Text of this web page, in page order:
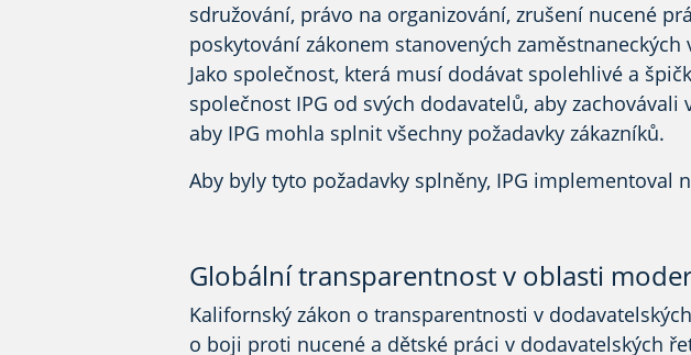
sdružování, právo na organizování, zrušení nucené
poskytování zákonem stanovených zaměstnaneckých
Jako společnost, která musí dodávat spolehlivé a
společnost IPG od svých dodavatelů, aby zachovávali
aby IPG mohla splnit všechny požadavky zákazníků.
Aby byly tyto požadavky splněny, IPG implementoval
Globální transparentnost v oblasti
Kalifornský zákon o transparentnosti v
o boji proti nucené a dětské práci v dodavatelských